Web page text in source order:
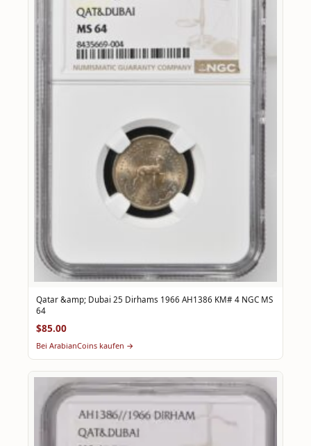
Qatar &amp; Dubai 25 Dirhams 1966 AH1386 KM# 4 NGC MS
64
$85.00
Bei ArabianCoins kaufen →